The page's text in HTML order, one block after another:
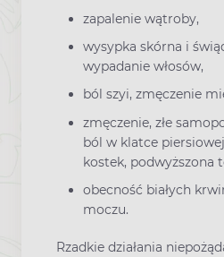
zapalenie wątroby,
wysypka skórna i
wypadanie włosów,
ból szyi, zmęczenie
zmęczenie, złe
ból w klatce
kostek, podwyższona
obecność białych
moczu.
Rzadkie działania